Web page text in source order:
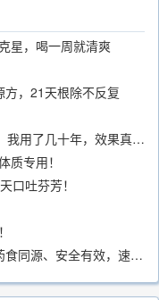
星，喝一周就清爽
，21天根除不反复
从根源斩断口臭！这张“清源除臭饮”方子，我用了几十年，效果真不错
质专用！
口吐芬芳！
口臭的克星来了！9味药方，精确到克、药食同源、安全有效，速看！